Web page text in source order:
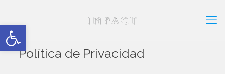
Abrir barra de herramientas
Política de Privacidad